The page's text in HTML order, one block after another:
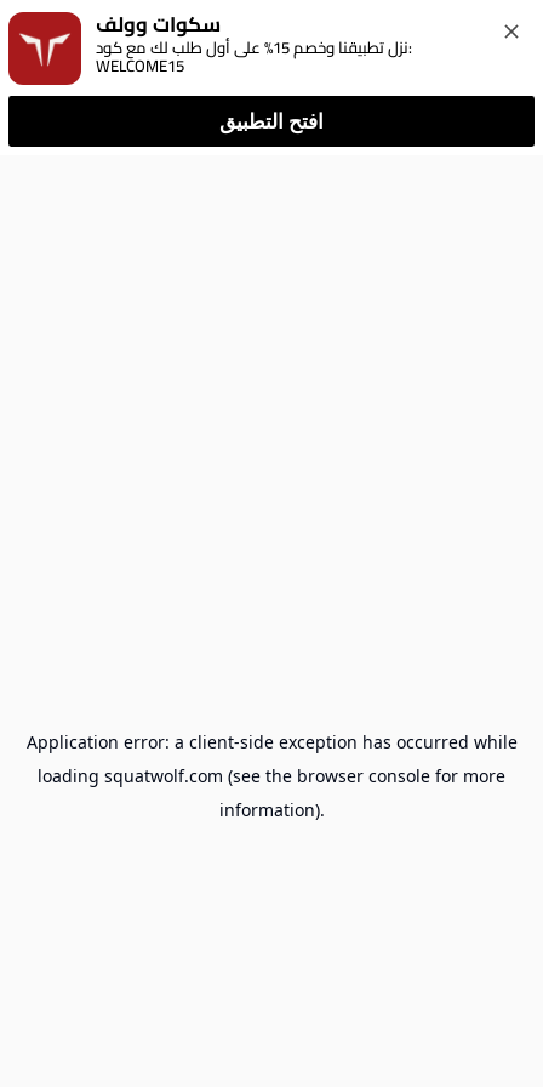
سكوات وولف
نزل تطبيقنا وخصم 15% على أول طلب لك مع كود:
WELCOME15
افتح التطبيق
Application error: a client-side exception has occurred while
loading squatwolf.com (see the browser console for more
information).